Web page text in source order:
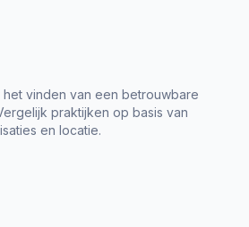
vinden van een betrouwbare
praktijken op basis van
en locatie.